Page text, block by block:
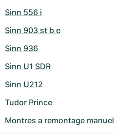
Sinn 556 i
Sinn 903 st b e
Sinn 936
Sinn U1 SDR
Sinn U212
Tudor Prince
Montres a remontage manuel